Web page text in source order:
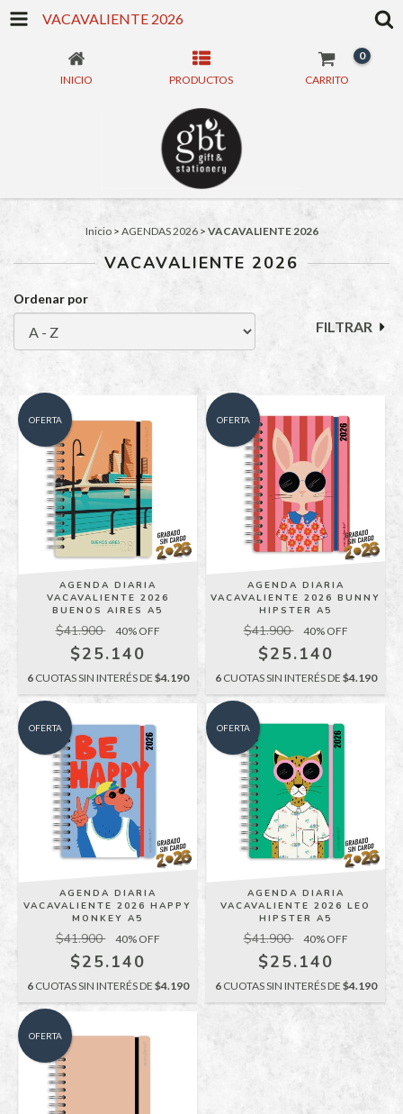
VACAVALIENTE 2026
INICIO PRODUCTOS CARRITO
0
Inicio > AGENDAS 2026 > VACAVALIENTE 2026
VACAVALIENTE 2026
Ordenar por
FILTRAR
OFERTA
AGENDA DIARIA
VACAVALIENTE 2026
BUENOS AIRES A5
$41.900 40% OFF
$25.140
6 CUOTAS SIN INTERÉS DE $4.190
OFERTA
AGENDA DIARIA
VACAVALIENTE 2026 BUNNY
HIPSTER A5
$41.900 40% OFF
$25.140
6 CUOTAS SIN INTERÉS DE $4.190
OFERTA
AGENDA DIARIA
VACAVALIENTE 2026 HAPPY
MONKEY A5
$41.900 40% OFF
$25.140
6 CUOTAS SIN INTERÉS DE $4.190
OFERTA
AGENDA DIARIA
VACAVALIENTE 2026 LEO
HIPSTER A5
$41.900 40% OFF
$25.140
6 CUOTAS SIN INTERÉS DE $4.190
OFERTA